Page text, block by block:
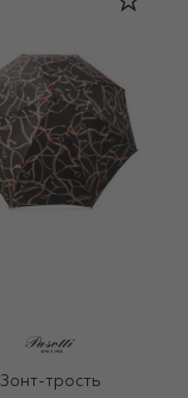
Зонт-трость